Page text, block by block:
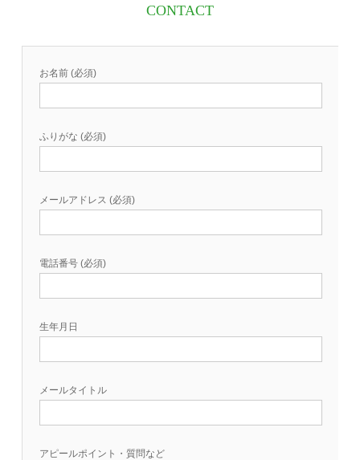
CONTACT
お名前 (必須)
ふりがな (必須)
メールアドレス (必須)
電話番号 (必須)
生年月日
メールタイトル
アピールポイント・質問など